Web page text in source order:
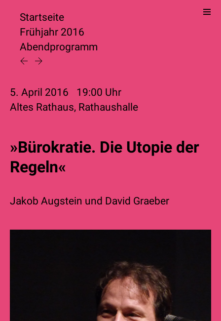
Startseite
Frühjahr 2016
Abendprogramm
5. April 2016 19:00 Uhr
Altes Rathaus, Rathaushalle
»Bürokratie. Die Utopie der
Regeln«
Jakob Augstein und David Graeber